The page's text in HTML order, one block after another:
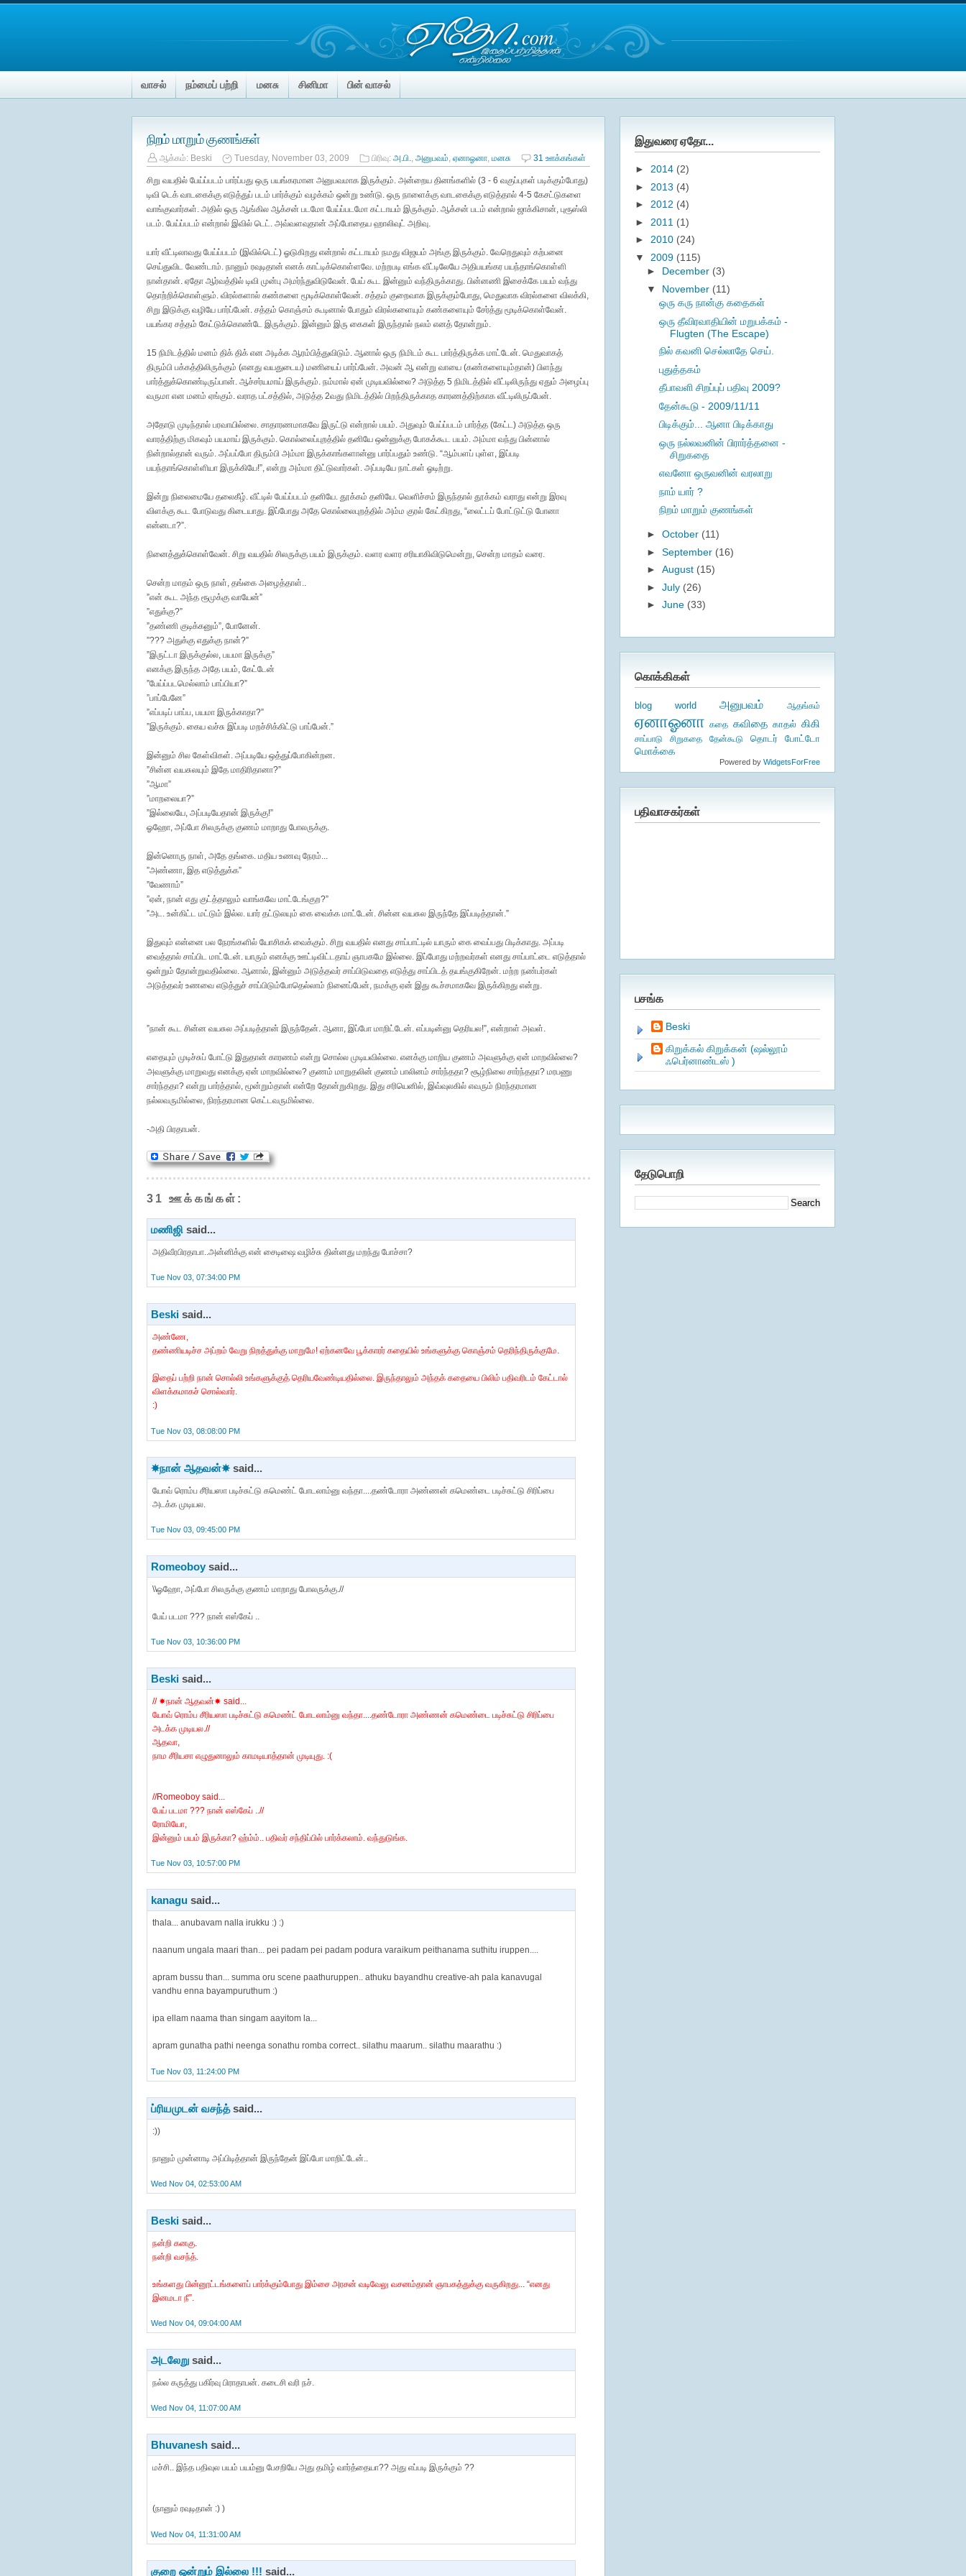
வாசல் நம்மைப் பற்றி மனசு சினிமா பின் வாசல்
நிறம் மாறும் குணங்கள்
ஆக்கம்: Beski Tuesday, November 03, 2009 பிரிவு: அ.பி., அனுபவம், ஏனாஓனா, மனசு 31 ஊக்கங்கள்
சிறு வயதில் பேய்ப்படம் பார்ப்பது ஒரு பயங்கரமான அனுபவமாக இருக்கும். அன்றைய தினங்களில் (3 - 6 வகுப்புகள் படிக்கும்போது)
டிவி டெக் வாடகைக்கு எடுத்துப் படம் பார்க்கும் வழக்கம் ஒன்று உண்டு. ஒரு நாளைக்கு வாடகைக்கு எடுத்தால் 4-5 கேசட்டுகளை
வாங்குவார்கள். அதில் ஒரு ஆங்கில ஆக்சன் படமோ பேய்ப்படமோ கட்டாயம் இருக்கும். ஆக்சன் படம் என்றால் ஜாக்கிசான், புரூஸ்லி
படம். பேய்ப்படம் என்றால் இவில் டெட். அவ்வளவுதான் அப்போதைய ஹாலிவுட் அறிவு.
யார் வீட்டிலாவது பேய்ப்படம் (இவில்டெட்) ஓடுகிறது என்றால் கட்டாயம் நமது விஜயம் அங்கு இருக்கும். வேறெதுவும் கற்பனை
செய்துவிட வேண்டாம். நானும் ரவுடிதான் எனக் காட்டிக்கொள்ளவே. மற்றபடி எங்க வீட்டிலேயே அதிபயங்கர பயந்தாங்கொள்ளி
நான்தான். ஏதோ ஆர்வத்தில் டிவி முன்பு அமர்ந்துவிடுவேன். பேய் கூட இன்னும் வந்திருக்காது. பின்னணி இசைக்கே பயம் வந்து
தொற்றிக்கொள்ளும். விரல்களால் கண்களை மூடிக்கொள்வேன். சத்தம் குறைவாக இருக்கும்போது, மெதுவாக விரல்களை விலக்கி,
சிறு இடுக்கு வழியே பார்ப்பேன். சத்தம் கொஞ்சம் கூடினால் போதும் விரல்களையும் கண்களையும் சேர்த்து மூடிக்கொள்வேன்.
பயங்கர சத்தம் கேட்டுக்கொண்டே இருக்கும். இன்னும் இரு கைகள் இருந்தால் நலம் எனத் தோன்றும்.
15 நிமிடத்தில் மனம் திக் திக் என அடிக்க ஆரம்பித்துவிடும். ஆனால் ஒரு நிமிடம் கூட பார்த்திருக்க மாட்டேன். மெதுவாகத்
திரும்பி பக்கத்திலிருக்கும் (எனது வயதுடைய) மணியைப் பார்ப்பேன். அவன் ஆ என்று வாயை (கண்களையும்தான்) பிளந்து
பார்த்துக்கொண்டிருப்பான். ஆச்சர்யமாய் இருக்கும். நம்மால் ஏன் முடியவில்லை? அடுத்த 5 நிமிடத்தில் வீட்டிலிருந்து ஏதும் அழைப்பு
வருமா என மனம் ஏங்கும். வராத பட்சத்தில், அடுத்த 2வது நிமிடத்தில் பிறந்திருக்காத காரணத்திற்காக வீட்டிலிருப்பேன்.
அதோடு முடிந்தால் பரவாயில்லை. சாதாரணமாகவே இருட்டு என்றால் பயம். அதுவும் பேய்ப்படம் பார்த்த (கேட்ட) அடுத்த ஒரு
வாரத்திற்கு மிகவும் பயமாய் இருக்கும். கொல்லைப்புறத்தில் தனியே ஒன்னுக்கு போகக்கூட பயம். அம்மா வந்து பின்னால்
நின்றால்தான் வரும். அப்பப்போ திரும்பி அம்மா இருக்காங்களான்னு பார்ப்பதும் உண்டு. “ஆம்பளப் புள்ள, இப்படி
பயந்தாங்கொள்ளியா இருக்கியே!”, என்று அம்மா திட்டுவார்கள். அப்படியே நாட்கள் ஓடிற்று.
இன்று நிலைமையே தலைகீழ். வீட்டில் பேய்ப்படம் தனியே. தூக்கம் தனியே. வெளிச்சம் இருந்தால் தூக்கம் வராது என்று இரவு
விளக்கு கூட போடுவது கிடையாது. இப்போது அதே கொல்லைபுறத்தில் அம்ம குரல் கேட்கிறது, “லைட்டப் போட்டுட்டு போனா
என்னடா?”.
நினைத்துக்கொள்வேன். சிறு வயதில் சிலருக்கு பயம் இருக்கும். வளர வளர சரியாகிவிடுமென்று, சென்ற மாதம் வரை.
சென்ற மாதம் ஒரு நாள், தங்கை அழைத்தாள்..
”என் கூட அந்த ரூமுக்கு வாயேன்”
”எதுக்கு?”
”தண்ணி குடிக்கனும்”, போனேன்.
”??? அதுக்கு எதுக்கு நான்?”
”இருட்டா இருக்குல்ல, பயமா இருக்கு”
எனக்கு இருந்த அதே பயம், கேட்டேன்
”பேய்ப்படமெல்லாம் பாப்பியா?”
”பாப்பேனே”
”எப்படிப் பாப்ப, பயமா இருக்காதா?”
”இருக்கும். கைய வச்சு இப்படி மறச்சிக்கிட்டு பாப்பேன்.”
இன்னும் சில கேள்விகள். அப்படியே ஒத்துப்போகின்றன.
”சின்ன வயசுலயும் இதே மாதிரிதானா?”
”ஆமா”
”மாறலையா?”
”இல்லையே, அப்படியேதான் இருக்கு!”
ஓஹோ, அப்போ சிலருக்கு குணம் மாறாது போலருக்கு.
இன்னொரு நாள், அதே தங்கை. மதிய உணவு நேரம்...
”அண்ணா, இத எடுத்துக்க”
”வேணாம்”
”ஏன், நான் எது குட்த்தாலும் வாங்கவே மாட்டேங்குற?”
”அட. உன்கிட்ட மட்டும் இல்ல. யார் தட்டுலயும் கை வைக்க மாட்டேன். சின்ன வயசுல இருந்தே இப்படித்தான்.”
இதுவும் என்னை பல நேரங்களில் யோசிகக் வைக்கும். சிறு வயதில் எனது சாப்பாட்டில் யாரும் கை வைப்பது பிடிக்காது. அப்படி
வைத்தால் சாப்பிட மாட்டேன். யாரும் எனக்கு ஊட்டிவிட்டதாய் ஞாபகமே இல்லை. இப்போது மற்றவர்கள் எனது சாப்பாட்டை எடுத்தால்
ஒன்றும் தோன்றுவதில்லை. ஆனால், இன்னும் அடுத்தவர் சாப்பிடுவதை எடுத்து சாப்பிடத் தயங்குகிறேன். மற்ற நண்பர்கள்
அடுத்தவர் உணவை எடுத்துச் சாப்பிடும்போதெல்லாம் நினைப்பேன், நமக்கு ஏன் இது கூச்சமாகவே இருக்கிறது என்று.
”நான் கூட சின்ன வயசுல அப்படித்தான் இருந்தேன். ஆனா, இப்போ மாறிட்டேன். எப்படின்னு தெரியல!”, என்றாள் அவள்.
எதையும் முடிச்சுப் போட்டு இதுதான் காரணம் என்று சொல்ல முடியவில்லை. எனக்கு மாறிய குணம் அவளுக்கு ஏன் மாறவில்லை?
அவளுக்கு மாறுவது எனக்கு ஏன் மாறவில்லை? குணம் மாறுதலின் குணம் பாலினம் சார்ந்ததா? சூழ்நிலை சார்ந்ததா? மரபணு
சார்ந்ததா? என்று பார்த்தால், மூன்றும்தான் என்றே தோன்றுகிறது. இது சரியெனில், இவ்வுலகில் எவரும் நிரந்தரமான
நல்லவருமில்லை, நிரந்தரமான கெட்டவருமில்லை.
-அதி பிரதாபன்.
31 ஊக்கங்கள்:
மணிஜிsaid...
அதிவீரபிரதாபா..அன்னிக்கு என் சைடிஷை வழிச்சு தின்னது மறந்து போச்சா?
Tue Nov 03, 07:34:00 PM
Beskisaid...
அண்ணே,
தண்ணியடிச்ச அப்றம் வேறு நிறத்துக்கு மாறுமே! ஏற்கனவே பூக்காரர் கதையில் உங்களுக்கு கொஞ்சம் தெரிந்திருக்குமே.
இதைப் பற்றி நான் சொல்லி உங்களுக்குத் தெரியவேண்டியதில்லை. இருந்தாலும் அந்தக் கதையை பிலிம் பதிவரிடம் கேட்டால்
விளக்கமாகச் சொல்வார்.
:)
Tue Nov 03, 08:08:00 PM
☀நான் ஆதவன்☀said...
யோவ் ரொம்ப சீரியஸா படிச்சுட்டு கமெண்ட் போடலாம்னு வந்தா....தண்டோரா அண்ணன் கமெண்டை படிச்சுட்டு சிரிப்பை
அடக்க முடியல.
Tue Nov 03, 09:45:00 PM
Romeoboysaid...
\\ஓஹோ, அப்போ சிலருக்கு குணம் மாறாது போலருக்கு.//
பேய் படமா ??? நான் எஸ்கேப் ..
Tue Nov 03, 10:36:00 PM
Beskisaid...
// ☀நான் ஆதவன்☀ said...
யோவ் ரொம்ப சீரியஸா படிச்சுட்டு கமெண்ட் போடலாம்னு வந்தா....தண்டோரா அண்ணன் கமெண்டை படிச்சுட்டு சிரிப்பை
அடக்க முடியல.//
ஆதவா,
நாம சீரியசா எழுதுனாலும் காமடியாத்தான் முடியுது. :(
//Romeoboy said...
பேய் படமா ??? நான் எஸ்கேப் ..//
ரோமியோ,
இன்னும் பயம் இருக்கா? ஹ்ம்ம்.. பதிவர் சந்திப்பில் பார்க்கலாம். வந்துடுங்க.
Tue Nov 03, 10:57:00 PM
kanagusaid...
thala... anubavam nalla irukku :) :)
naanum ungala maari than... pei padam pei padam podura varaikum peithanama suthitu iruppen....
apram bussu than... summa oru scene paathuruppen.. athuku bayandhu creative-ah pala kanavugal
vandhu enna bayampuruthum :)
ipa ellam naama than singam aayitom la...
apram gunatha pathi neenga sonathu romba correct.. silathu maarum.. silathu maarathu :)
Tue Nov 03, 11:24:00 PM
ப்ரியமுடன் வசந்த்said...
:))
நானும் முன்னாடி அப்பிடித்தான் இருந்தேன் இப்போ மாறிட்டேன்..
Wed Nov 04, 02:53:00 AM
Beskisaid...
நன்றி கனகு.
நன்றி வசந்த்.
உங்களது பின்னூட்டங்களைப் பார்க்கும்போது இம்சை அரசன் வடிவேலு வசனம்தான் ஞாபகத்துக்கு வருகிறது... “எனது
இனமடா நீ”.
Wed Nov 04, 09:04:00 AM
அடலேறுsaid...
நல்ல கருத்து பகிர்வு பிராதாபன். கடைசி வரி நச்.
Wed Nov 04, 11:07:00 AM
Bhuvaneshsaid...
மச்சி.. இந்த பதிவுல பயம் பயம்னு பேசறியே அது தமிழ் வார்த்தையா?? அது எப்படி இருக்கும் ??
(நானும் ரவுடிதான் :) )
Wed Nov 04, 11:31:00 AM
குறை ஒன்றும் இல்லை !!! said...
இதுவரை ஏதோ...
► 2014 (2)
► 2013 (4)
► 2012 (4)
► 2011 (1)
► 2010 (24)
▼ 2009 (115)
► December (3)
▼ November (11)
ஒரு கரு நான்கு கதைகள்
ஒரு தீவிரவாதியின் மறுபக்கம் -
Flugten (The Escape)
நில் கவனி செல்லாதே செய்.
புதுத்தகம்
தீபாவளி சிறப்புப் பதிவு 2009?
தேன்கூடு - 2009/11/11
பிடிக்கும்... ஆனா பிடிக்காது
ஒரு நல்லவனின் பிரார்த்தனை -
சிறுகதை
எவனோ ஒருவனின் வரலாறு
நாம் யார் ?
நிறம் மாறும் குணங்கள்
►October (11)
►September (16)
►August (15)
►July (26)
►June (33)
கொக்கிகள்
blog world அனுபவம் ஆதங்கம்
ஏனாஓனா கதை கவிதை காதல் கிகி
சாப்பாடு சிறுகதை தேன்கூடு தொடர் போட்டோ
மொக்கை
Powered by WidgetsForFree
பதிவாசகர்கள்
பசங்க
Beski
கிறுக்கல் கிறுக்கன் (ஷல்லூம்
ஃபெர்னாண்டஸ் )
தேடுபொறி